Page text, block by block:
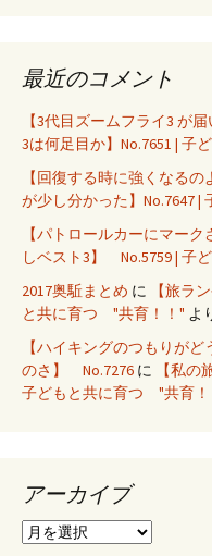
最近のコメント
【3代目ズームフライ3 が
3は何足目か】No.7651 |
【回復する時に強くなるの
が少し分かった】No.7647
【パトロールカーにマー
しベスト3】 No.5759 | 子
2017奥駈まとめ に
【旅ラ
と共に育つ "共育！！" よ
【ハイキングのつもりが
のさ】 No.7276 に
【私
子どもと共に育つ "共育！
アーカイブ
ア